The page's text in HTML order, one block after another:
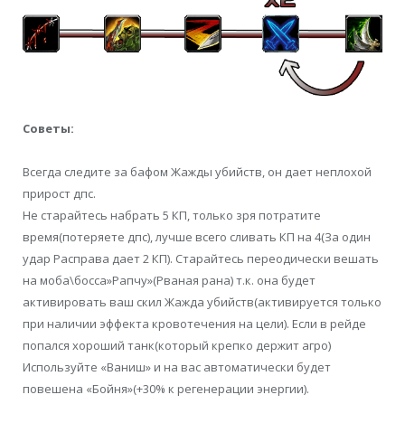
Советы:
Всегда следите за бафом Жажды убийств, он дает неплохой
прирост дпс.
Не старайтесь набрать 5 КП, только зря потратите
время(потеряете дпс), лучше всего сливать КП на 4(За один
удар Расправа дает 2 КП). Старайтесь переодически вешать
на моба\босса»Рапчу»(Рваная рана) т.к. она будет
активировать ваш скил Жажда убийств(активируется только
при наличии эффекта кровотечения на цели). Если в рейде
попался хороший танк(который крепко держит агро)
Используйте «Ваниш» и на вас автоматически будет
повешена «Бойня»(+30% к регенерации энергии).